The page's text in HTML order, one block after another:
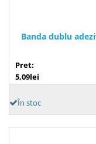
Banda dublu
Pret:
5,09lei
În stoc